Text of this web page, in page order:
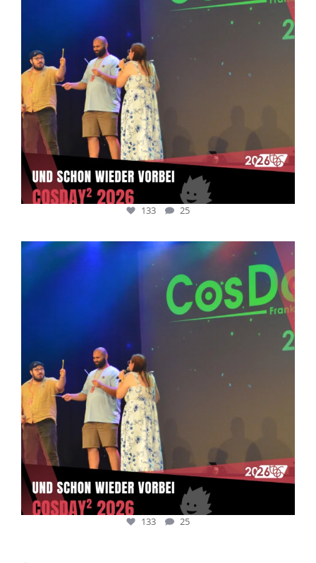
133 25
cosday
Juli 5
133 25
133 25